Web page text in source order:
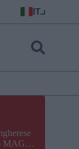
IT
MAGA,